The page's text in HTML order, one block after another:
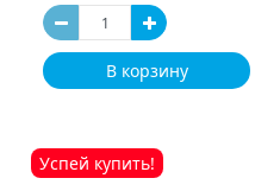
В корзину
Успей купить!